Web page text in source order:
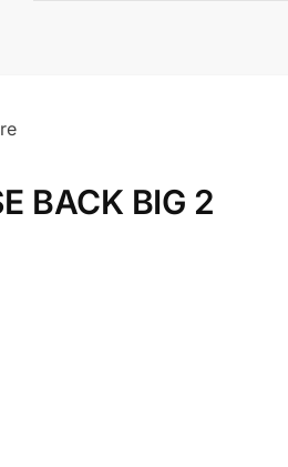
BACK BIG 2